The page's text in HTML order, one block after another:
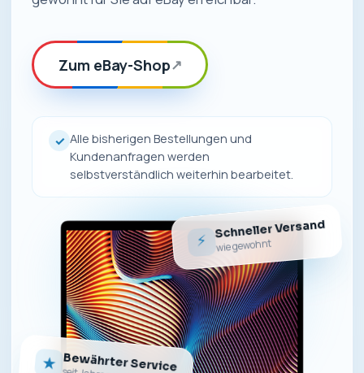
Zum eBay-Shop↗
✓ Alle bisherigen Bestellungen und
Kundenanfragen werden
selbstverständlich weiterhin bearbeitet.
⚡ Schneller Versand
wie gewohnt
★ Bewährter Service
seit Jahren